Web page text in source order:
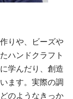
りや、ビーズや
ハンドクラフト
学んだり、創造
ます。実際の調
のようなきっか